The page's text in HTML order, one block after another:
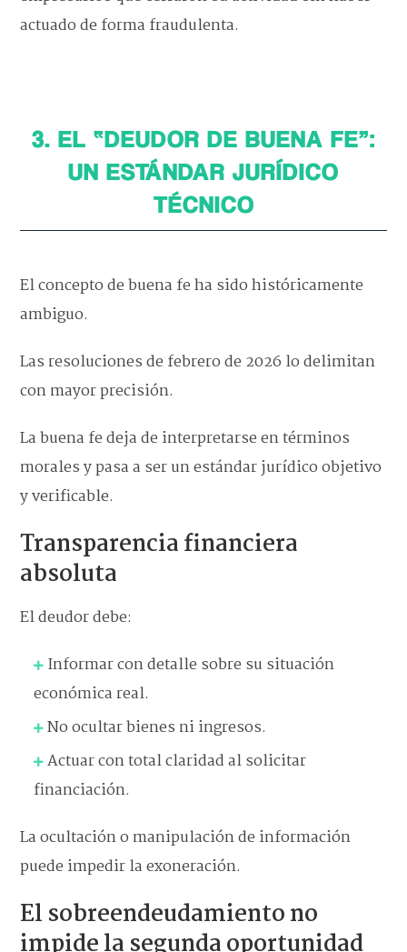
actuado de forma fraudulenta.
3. EL “DEUDOR DE BUENA FE”:
UN ESTÁNDAR JURÍDICO
TÉCNICO
El concepto de buena fe ha sido históricamente
ambiguo.
Las resoluciones de febrero de 2026 lo delimitan
con mayor precisión.
La buena fe deja de interpretarse en términos
morales y pasa a ser un estándar jurídico objetivo
y verificable.
Transparencia financiera
absoluta
El deudor debe:
Informar con detalle sobre su situación
económica real.
No ocultar bienes ni ingresos.
Actuar con total claridad al solicitar
financiación.
La ocultación o manipulación de información
puede impedir la exoneración.
El sobreendeudamiento no